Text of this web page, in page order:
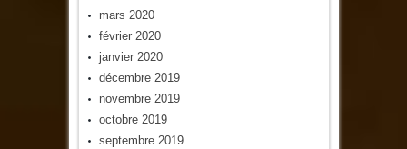
mars 2020
février 2020
janvier 2020
décembre 2019
novembre 2019
octobre 2019
septembre 2019